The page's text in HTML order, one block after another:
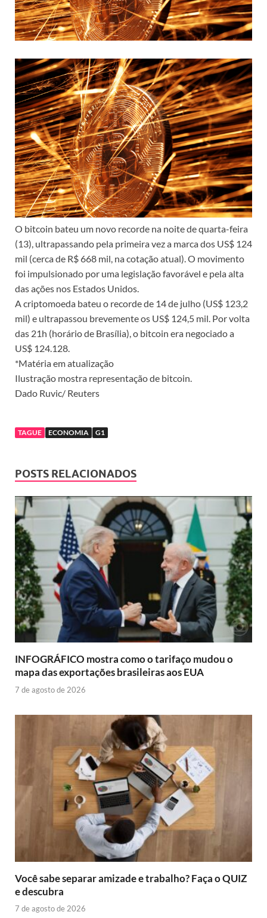
O bitcoin bateu um novo recorde na noite de quarta-feira
(13), ultrapassando pela primeira vez a marca dos US$ 124
mil (cerca de R$ 668 mil, na cotação atual). O movimento
foi impulsionado por uma legislação favorável e pela alta
das ações nos Estados Unidos.
A criptomoeda bateu o recorde de 14 de julho (US$ 123,2
mil) e ultrapassou brevemente os US$ 124,5 mil. Por volta
das 21h (horário de Brasília), o bitcoin era negociado a
US$ 124.128.
*Matéria em atualização
Ilustração mostra representação de bitcoin.
Dado Ruvic/ Reuters
TAGUE ECONOMIA G1
POSTS RELACIONADOS
INFOGRÁFICO mostra como o tarifaço mudou o
mapa das exportações brasileiras aos EUA
7 de agosto de 2026
Você sabe separar amizade e trabalho? Faça o QUIZ
e descubra
7 de agosto de 2026